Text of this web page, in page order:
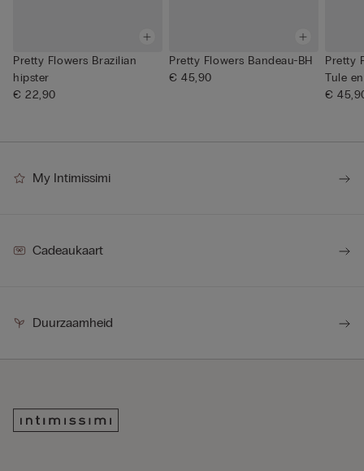
Pretty Flowers Brazilian
hipster
€ 22,90
Pretty Flowers Bandeau-BH
€ 45,90
Pretty
Tule
€
My Intimissimi
Cadeaukaart
Duurzaamheid